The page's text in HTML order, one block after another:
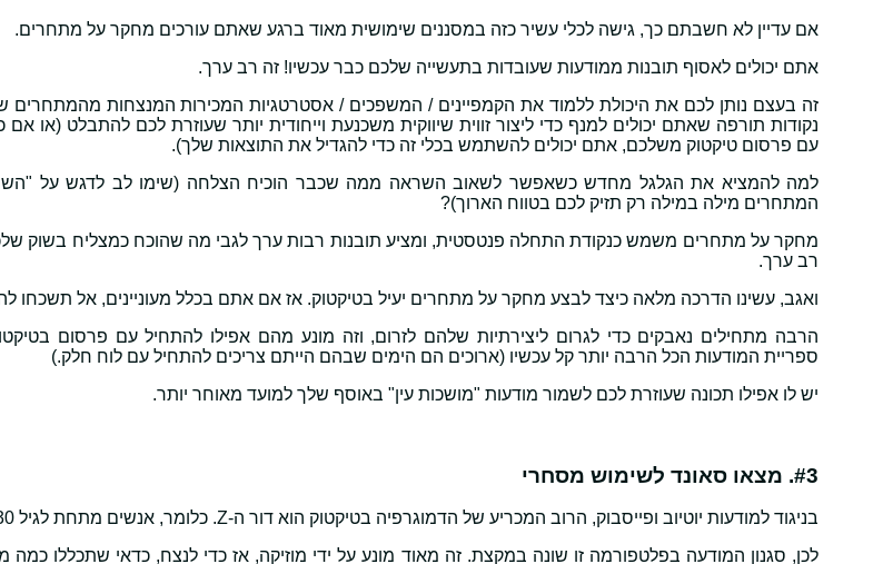
אם עדיין לא חשבתם כך, גישה לכלי עשיר כזה במסננים שימושית מאוד ברגע שאתם עורכים מחקר על מתחרים.
אתם יכולים לאסוף תובנות ממודעות שעובדות בתעשייה שלכם כבר עכשיו! זה רב ערך.
זה בעצם נותן לכם את היכולת ללמוד את הקמפיינים / המשפכים / אסטרטגיות המכירות המנצחות מהמתחרים
נקודות תורפה שאתם יכולים למנף כדי ליצור זווית שיווקית משכנעת וייחודית יותר שעוזרת לכם להתבלט (או
עם פרסום טיקטוק משלכם, אתם יכולים להשתמש בכלי זה כדי להגדיל את התוצאות שלך).
למה להמציא את הגלגל מחדש כשאפשר לשאוב השראה ממה שכבר הוכיח הצלחה (שימו לב לדגש על
המתחרים מילה במילה רק תזיק לכם בטווח הארוך)?
מחקר על מתחרים משמש כנקודת התחלה פנטסטית, ומציע תובנות רבות ערך לגבי מה שהוכח כמצליח בשוק
רב ערך.
ואגב, עשינו הדרכה מלאה כיצד לבצע מחקר על מתחרים יעיל בטיקטוק. אז אם אתם בכלל מעוניינים, אל תשכחו
הרבה מתחילים נאבקים כדי לגרום ליצירתיות שלהם לזרום, וזה מונע מהם אפילו להתחיל עם פרסום
ספריית המודעות הכל הרבה יותר קל עכשיו (ארוכים הם הימים שבהם הייתם צריכים להתחיל עם לוח חלק.)
יש לו אפילו תכונה שעוזרת לכם לשמור מודעות "מושכות עין" באוסף שלך למועד מאוחר יותר.
#3. מצאו סאונד לשימוש מסחרי
בניגוד למודעות יוטיוב ופייסבוק, הרוב המכריע של הדמוגרפיה בטיקטוק הוא דור ה-Z. כלומר, אנשים מתחת לגיל 30.
לכן, סגנון המודעה בפלטפורמה זו שונה במקצת. זה מאוד מונע על ידי מוזיקה, אז כדי לנצח, כדאי שתכללו כמה